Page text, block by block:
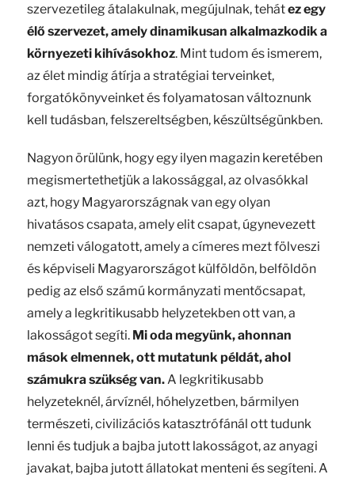
szervezetileg átalakulnak, megújulnak, tehátez egy
élő szervezet, amely dinamikusan alkalmazkodik a
környezeti kihívásokhoz. Mint tudom és ismerem,
az élet mindig átírja a stratégiai terveinket,
forgatókönyveinket és folyamatosan változnunk
kell tudásban, felszereltségben, készültségünkben.
Nagyon örülünk, hogy egy ilyen magazin keretében
megismertethetjük a lakossággal, az olvasókkal
azt, hogy Magyarországnak van egy olyan
hivatásos csapata, amely elit csapat, úgynevezett
nemzeti válogatott, amely a címeres mezt fölveszi
és képviseli Magyarországot külföldön, belföldön
pedig az első számú kormányzati mentőcsapat,
amely a legkritikusabb helyzetekben ott van, a
lakosságot segíti. Mi oda megyünk, ahonnan
mások elmennek, ott mutatunk példát, ahol
számukra szükség van.A legkritikusabb
helyzeteknél, árvíznél, hóhelyzetben, bármilyen
természeti, civilizációs katasztrófánál ott tudunk
lenni és tudjuk a bajba jutott lakosságot, az anyagi
javakat, bajba jutott állatokat menteni és segíteni. A